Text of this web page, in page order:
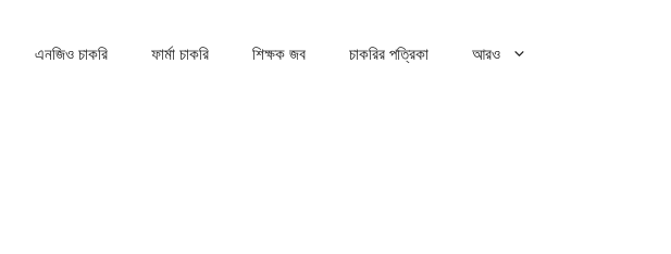
এনজিও চাকরি ফার্মা চাকরি শিক্ষক জব চাকরির পত্রিকা আরও